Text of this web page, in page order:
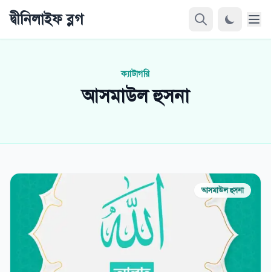
দ্বীনিলাইফ ব্লগ
ক্যাটাগরি
আসমাউল হুসনা
আসমাউল হুসনা